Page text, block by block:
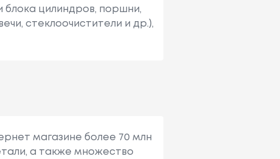
блока цилиндров, поршни,
стеклоочистители и др.),
магазине более 70 млн
а также множество